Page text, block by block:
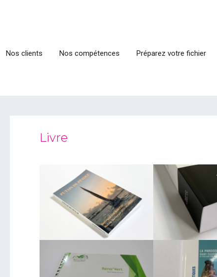
Nos clients Nos compétences Préparez votre fichier
Livre